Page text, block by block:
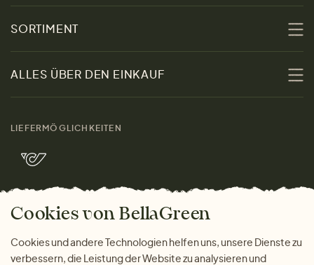
Über uns
Nachhaltigkeit
Kontakt
Marken
Bella Green Magazin
SORTIMENT
Sale
Damen
Herren
Wohnen
Geschenke
ALLES ÜBER DEN EINKAUF
Warum bei uns einkaufen
LIEFERMÖGLICHKEITEN
ZAHLUNGSMÖGLICHKEITEN
Cookies von BellaGreen
Cookies und andere Technologien helfen uns, unsere Dienste zu
verbessern, die Leistung der Website zu analysieren und